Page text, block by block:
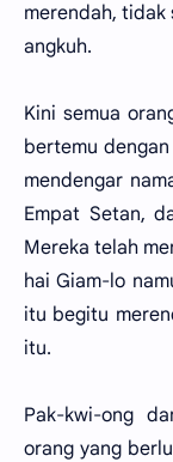
merendah,
angkuh.
Kini semua
bertemu
mendengar
Empat Setan,
Mereka telah
hai Giam-lo
itu begitu
itu.
Pak-kwi-ong
orang yang